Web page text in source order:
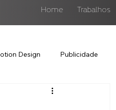
Home Trabalhos
Design Publicidade